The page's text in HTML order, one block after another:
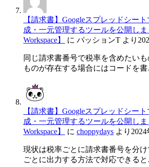
【請求書】Googleスプレッドシー
成・一元管理するツールを公開しま
Workspace】
に パッションT より
同じ請求書番号で税率を含めたい
ものが存在する場合にはコードを
【請求書】Googleスプレッドシー
成・一元管理するツールを公開しま
Workspace】
に choppydays より 2024
現状は税率ごとに請求書番号を分
ごとに出力する方法で対応できる